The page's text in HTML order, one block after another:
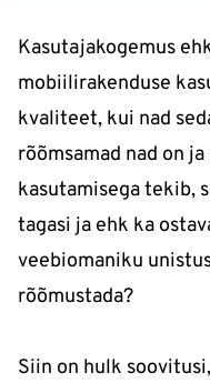
Kasutajakogemus
mobiilirakenduse
kvaliteet, kui nad
rõõmsamad nad on
kasutamisega tekib,
tagasi ja ehk ka
veebiomaniku
rõõmustada?
Siin on hulk